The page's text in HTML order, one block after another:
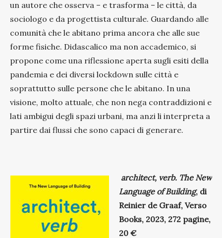
un autore che osserva – e trasforma – le città, da
sociologo e da progettista culturale. Guardando alle
comunità che le abitano prima ancora che alle sue
forme fisiche. Didascalico ma non accademico, si
propone come una riflessione aperta sugli esiti della
pandemia e dei diversi lockdown sulle città e
soprattutto sulle persone che le abitano. In una
visione, molto attuale, che non nega contraddizioni e
lati ambigui degli spazi urbani, ma anzi li interpreta a
partire dai flussi che sono capaci di generare.
architect, verb. The New
Language of Building, di
Reinier de Graaf, Verso
Books, 2023, 272 pagine,
20 €